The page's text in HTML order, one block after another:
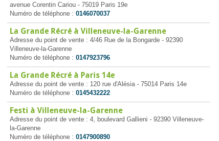
avenue Corentin Cariou - 75019 Paris 19e
Numéro de téléphone : 0146070037
La Grande Récré à Villeneuve-la-Garenne
Adresse du point de vente : 4/46 Rue de la Bongarde - 92390
Villeneuve-la-Garenne
Numéro de téléphone : 0147923796
La Grande Récré à Paris 14e
Adresse du point de vente : 120 rue d'Alésia - 75014 Paris 14e
Numéro de téléphone : 0145432222
Festi à Villeneuve-la-Garenne
Adresse du point de vente : 4, boulevard Gallieni - 92390 Villeneuve-
la-Garenne
Numéro de téléphone : 0147900890